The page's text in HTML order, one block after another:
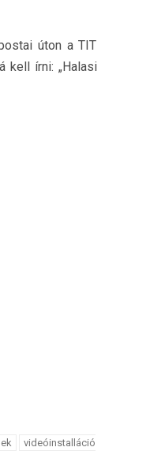
úton a TIT
kell írni: „Halasi
videóinstalláció